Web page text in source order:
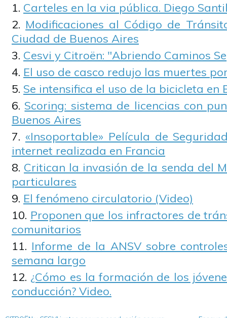
Carteles en la via pública. Diego
Modificaciones al Código de
Ciudad de Buenos Aires
Cesvi y Citroën: "Abriendo Caminos
El uso de casco redujo las muertes
Se intensifica el uso de la bicicleta en
Scoring: sistema de licencias con
Buenos Aires
«Insoportable» Película de
internet realizada en Francia
Critican la invasión de la senda del
particulares
El fenómeno circulatorio (Video)
Proponen que los infractores de
comunitarios
Informe de la ANSV sobre
semana largo
¿Cómo es la formación de los
conducción? Video.